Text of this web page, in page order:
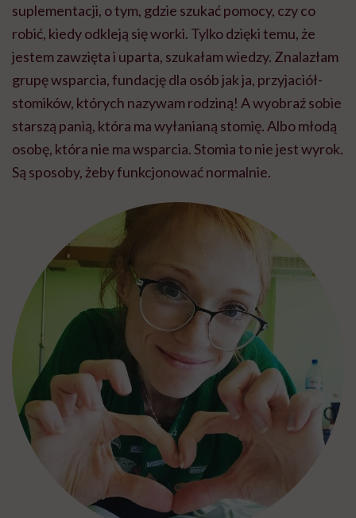
suplementacji, o tym, gdzie szukać pomocy, czy co
robić, kiedy odkleją się worki. Tylko dzięki temu, że
jestem zawzięta i uparta, szukałam wiedzy. Znalazłam
grupę wsparcia, fundację dla osób jak ja, przyjaciół-
stomików, których nazywam rodziną! A wyobraź sobie
starszą panią, która ma wyłanianą stomię. Albo młodą
osobę, która nie ma wsparcia. Stomia to nie jest wyrok.
Są sposoby, żeby funkcjonować normalnie.